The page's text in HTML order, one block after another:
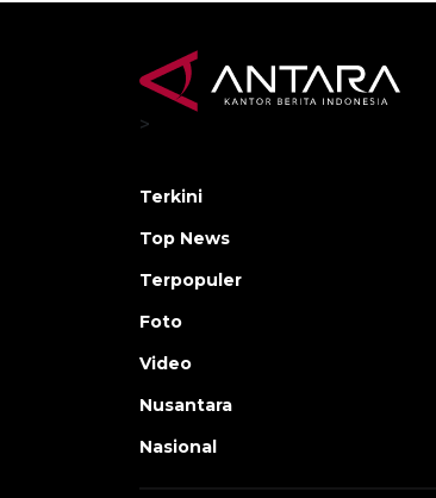
>
Terkini
Top News
Terpopuler
Foto
Video
Nusantara
Nasional